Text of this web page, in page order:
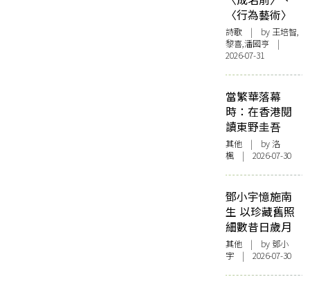
〈行為藝術〉
詩歌 | by 王培智,
黎喜,潘國亨 |
2026-07-31
當繁華落幕
時：在香港閱
讀東野圭吾
其他 | by洛
楓 | 2026-07-30
鄧小宇憶施南
生 以珍藏舊照
細數昔日歲月
其他 | by 鄧小
宇 | 2026-07-30